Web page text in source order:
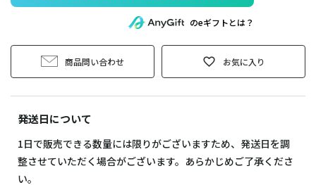
のeギフトとは？
商品問い合わせ お気に入り
発送日について
1日で販売できる数量には限りがございますため、発送日を調
整させていただく場合がございます。あらかじめご了承くださ
い。